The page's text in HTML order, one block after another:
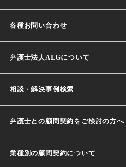
各種お問い合わせ
弁護士法人ALGについて
相談・解決事例検索
弁護士との顧問契約をご検討の方へ
業種別の顧問契約について